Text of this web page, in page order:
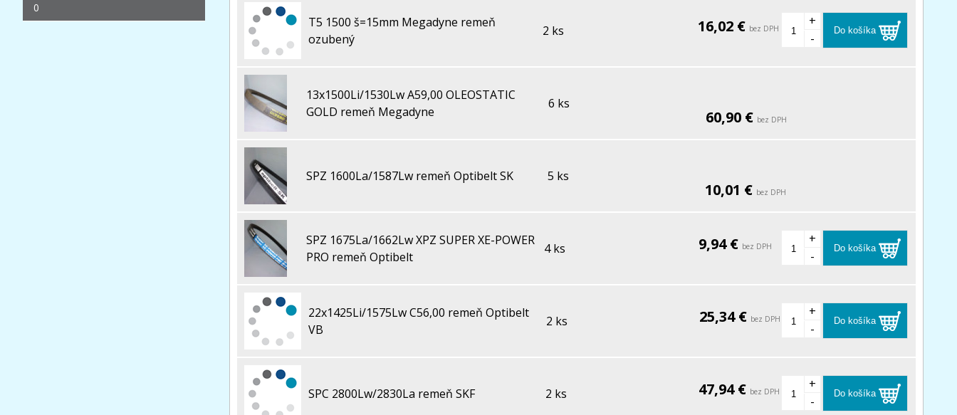
T5 1500 š=15mm Megadyne remeň
ozubený
2 ks 16,02 € bez DPH
+
-
Do košíka
13x1500Li/1530Lw A59,00 OLEOSTATIC
GOLD remeň Megadyne
6 ks
60,90 € bez DPH
SPZ 1600La/1587Lw remeň Optibelt SK 5 ks
10,01 € bez DPH
SPZ 1675La/1662Lw XPZ SUPER XE-POWER
PRO remeň Optibelt
4 ks 9,94 € bez DPH
+
-
Do košíka
22x1425Li/1575Lw C56,00 remeň Optibelt
VB
2 ks 25,34 € bez DPH
+
-
Do košíka
SPC 2800Lw/2830La remeň SKF 2 ks 47,94 € bez DPH
+
-
Do košíka
0